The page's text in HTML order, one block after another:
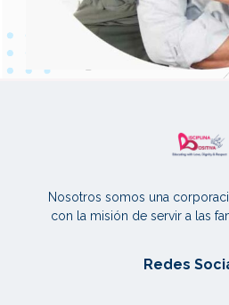
Nosotros somos una
con la misión de servir a las
Redes